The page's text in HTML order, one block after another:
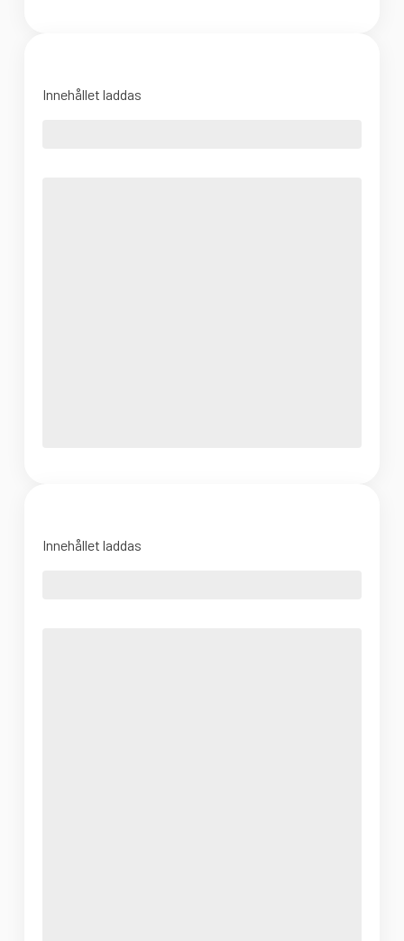
Innehållet laddas
Innehållet laddas